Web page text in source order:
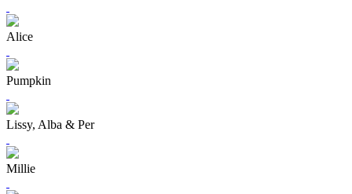
Alice
Pumpkin
Lissy, Alba & Per
Millie